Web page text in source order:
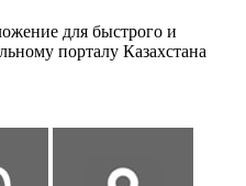
для быстрого и
порталу Казахстана